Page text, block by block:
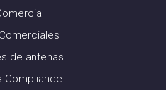
de antenas
Compliance